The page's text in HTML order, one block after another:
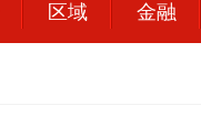
区域 金融